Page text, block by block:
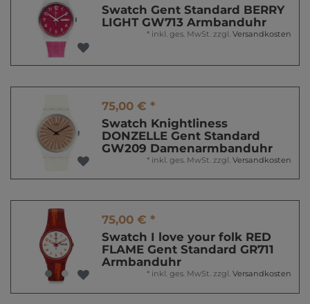
Swatch Gent Standard BERRY
LIGHT GW713 Armbanduhr
* inkl. ges. MwSt. zzgl. Versandkosten
75,00 € *
Swatch Knightliness
DONZELLE Gent Standard
GW209 Damenarmbanduhr
* inkl. ges. MwSt. zzgl. Versandkosten
75,00 € *
Swatch I love your folk RED
FLAME Gent Standard GR711
Armbanduhr
* inkl. ges. MwSt. zzgl. Versandkosten